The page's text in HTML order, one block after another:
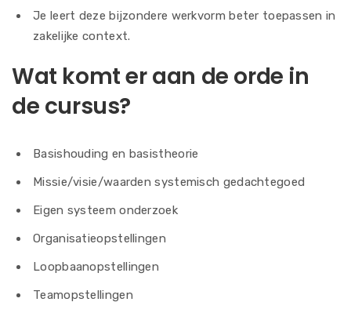
Je leert deze bijzondere werkvorm beter toepassen in
zakelijke context.
Wat komt er aan de orde in
de cursus?
Basishouding en basistheorie
Missie/visie/waarden systemisch gedachtegoed
Eigen systeem onderzoek
Organisatieopstellingen
Loopbaanopstellingen
Teamopstellingen